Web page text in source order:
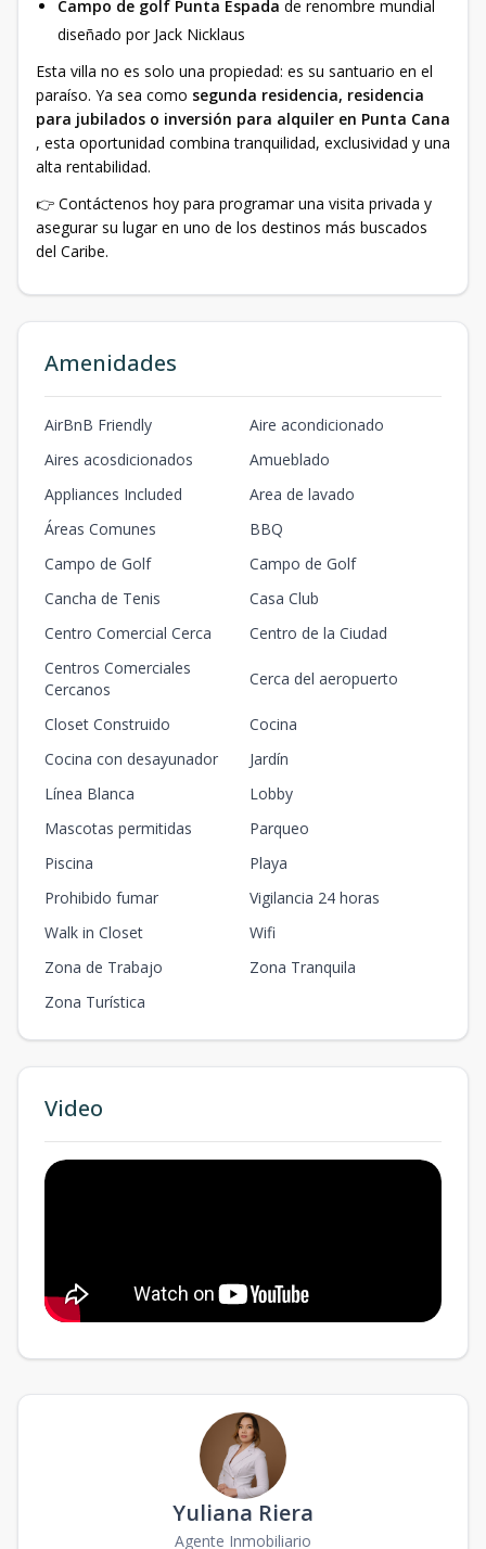
Campo de golf Punta Espada de renombre mundial
diseñado por Jack Nicklaus
Esta villa no es solo una propiedad: es su santuario en el
paraíso. Ya sea como segunda residencia, residencia
para jubilados o inversión para alquiler en Punta Cana
, esta oportunidad combina tranquilidad, exclusividad y una
alta rentabilidad.
👉 Contáctenos hoy para programar una visita privada y
asegurar su lugar en uno de los destinos más buscados
del Caribe.
Amenidades
AirBnB Friendly
Aire acondicionado
Aires acosdicionados
Amueblado
Appliances Included
Area de lavado
Áreas Comunes
BBQ
Campo de Golf
Campo de Golf
Cancha de Tenis
Casa Club
Centro Comercial Cerca
Centro de la Ciudad
Centros Comerciales
Cercanos
Cerca del aeropuerto
Closet Construido
Cocina
Cocina con desayunador
Jardín
Línea Blanca
Lobby
Mascotas permitidas
Parqueo
Piscina
Playa
Prohibido fumar
Vigilancia 24 horas
Walk in Closet
Wifi
Zona de Trabajo
Zona Tranquila
Zona Turística
Video
Yuliana Riera
Agente Inmobiliario